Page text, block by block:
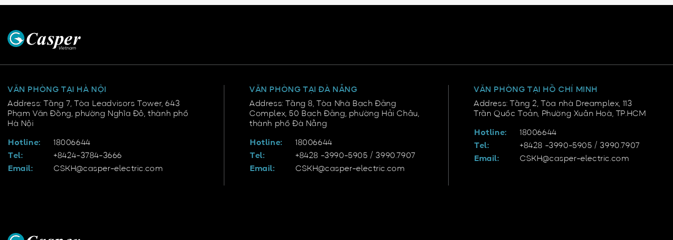
VĂN PHÒNG TẠI HÀ NỘI
Address: Tầng 7, Tòa Leadvisors Tower, 643
Phạm Văn Đồng, phường Nghĩa Đô, thành phố
Hà Nội
Hotline:
18006644
Tel:
+8424-3784-3666
Email:
CSKH@casper-electric.com
VĂN PHÒNG TẠI ĐÀ NẴNG
Address: Tầng 8, Tòa Nhà Bạch Đằng
Complex, 50 Bạch Đằng, phường Hải Châu,
thành phố Đà Nẵng
Hotline:
18006644
Tel:
+8428 -3990-5905 / 3990.7907
Email:
CSKH@casper-electric.com
VĂN PHÒNG TẠI HỒ CHÍ MINH
Address: Tầng 2, Tòa nhà Dreamplex, 113
Trần Quốc Toản, Phường Xuân Hoà, TP.HCM
Hotline:
18006644
Tel:
+8428 -3990-5905 / 3990.7907
Email:
CSKH@casper-electric.com